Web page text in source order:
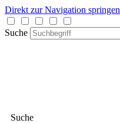
Direkt zur Navigation springen
Suche
Suche